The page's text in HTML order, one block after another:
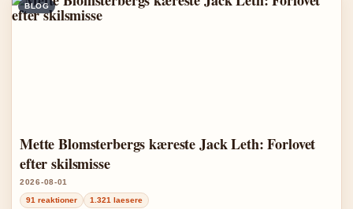
BLOG
Mette Blomsterbergs kæreste Jack Leth: Forlovet
efter skilsmisse
2026-08-01
91 reaktioner 1.321 laesere